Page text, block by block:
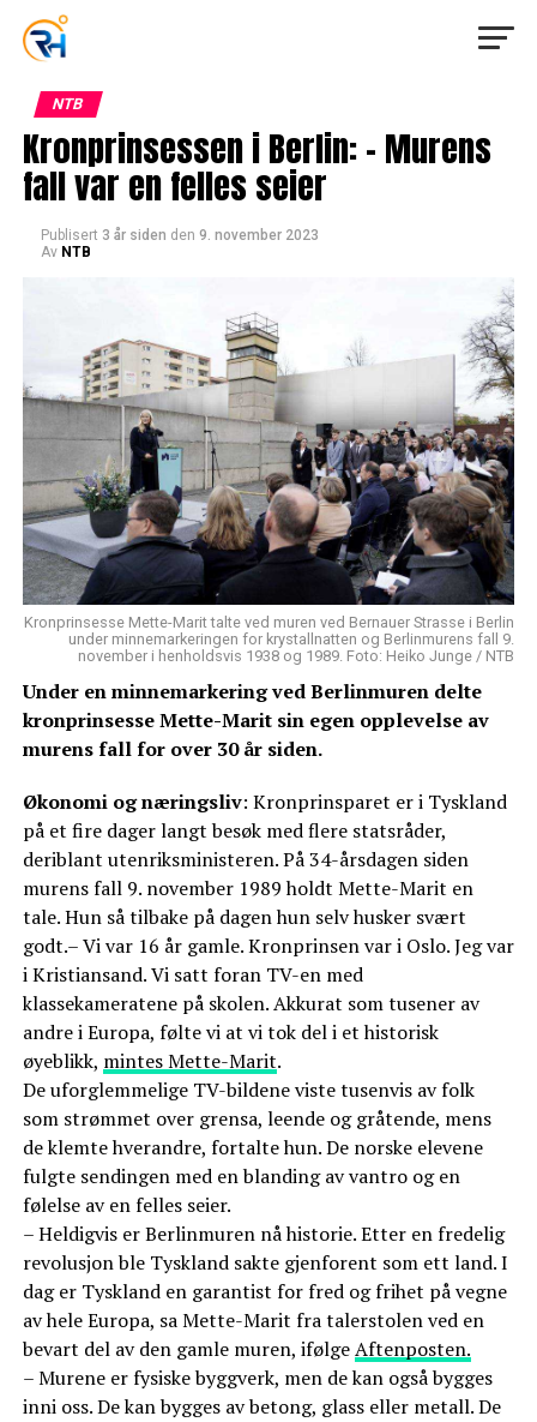
NTB
Kronprinsessen i Berlin: – Murens
fall var en felles seier
Publisert 3 år siden den 9. november 2023
Av NTB
Kronprinsesse Mette-Marit talte ved muren ved Bernauer Strasse i Berlin
under minnemarkeringen for krystallnatten og Berlinmurens fall 9.
november i henholdsvis 1938 og 1989. Foto: Heiko Junge / NTB
Under en minnemarkering ved Berlinmuren delte
kronprinsesse Mette-Marit sin egen opplevelse av
murens fall for over 30 år siden.
Økonomi og næringsliv: Kronprinsparet er i Tyskland
på et fire dager langt besøk med flere statsråder,
deriblant utenriksministeren. På 34-årsdagen siden
murens fall 9. november 1989 holdt Mette-Marit en
tale. Hun så tilbake på dagen hun selv husker svært
godt.– Vi var 16 år gamle. Kronprinsen var i Oslo. Jeg var
i Kristiansand. Vi satt foran TV-en med
klassekameratene på skolen. Akkurat som tusener av
andre i Europa, følte vi at vi tok del i et historisk
øyeblikk, mintes Mette-Marit.
De uforglemmelige TV-bildene viste tusenvis av folk
som strømmet over grensa, leende og gråtende, mens
de klemte hverandre, fortalte hun. De norske elevene
fulgte sendingen med en blanding av vantro og en
følelse av en felles seier.
– Heldigvis er Berlinmuren nå historie. Etter en fredelig
revolusjon ble Tyskland sakte gjenforent som ett land. I
dag er Tyskland en garantist for fred og frihet på vegne
av hele Europa, sa Mette-Marit fra talerstolen ved en
bevart del av den gamle muren, ifølgeAftenposten.
– Murene er fysiske byggverk, men de kan også bygges
inni oss. De kan bygges av betong, glass eller metall. De